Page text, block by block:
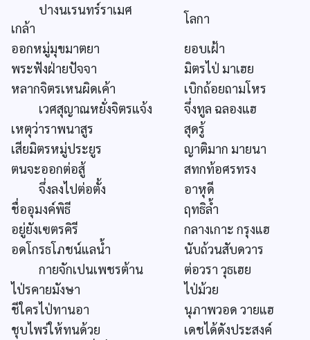
ปางนเรนทร์ราเมศ
เกล้า
โลกา
ออกหมู่มุขมาตยา
ยอบเฝ้า
พระฟังฝ่ายปัจจา
มิตรไป่ มาเฮย
หลากจิตรเหนผิดเค้า
เบิกถ้อยถามโหร
เวศสุญาณหยั่งจิตรแจ้ง
จึ่งทูล ฉลองแฮ
เหตุว่าราพนาสูร
สุดรู้
เสียมิตรหมู่ประยูร
ญาติมาก มายนา
ตนจะออกต่อสู้
สทกท้อศรทรง
จึ่งลงไปต่อตั้ง
อาหุดี
ชื่ออุมงค์พิธี
ฤทธิล้ำ
อยู่ยังเฃตรคิรี
กลางเกาะ กรุงแฮ
อดโกรธโภชน์แลน้ำ
นับถ้วนสับดวาร
กายจักเปนเพชรต้าน
ต่อวรา วุธเฮย
ไป่รคายมังษา
ไป่ม้วย
ชีใครไป่ทานอา
นุภาพวอด วายแฮ
ชุบไพร่ให้ทนด้วย
เดชได้ดังประสงค์